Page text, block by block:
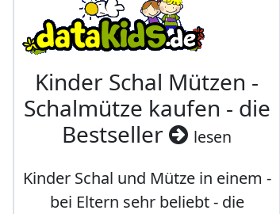
Kinder Schal Mützen -
Schalmütze kaufen - die
Bestseller
lesen
Kinder Schal und Mütze in einem -
bei Eltern sehr beliebt - die